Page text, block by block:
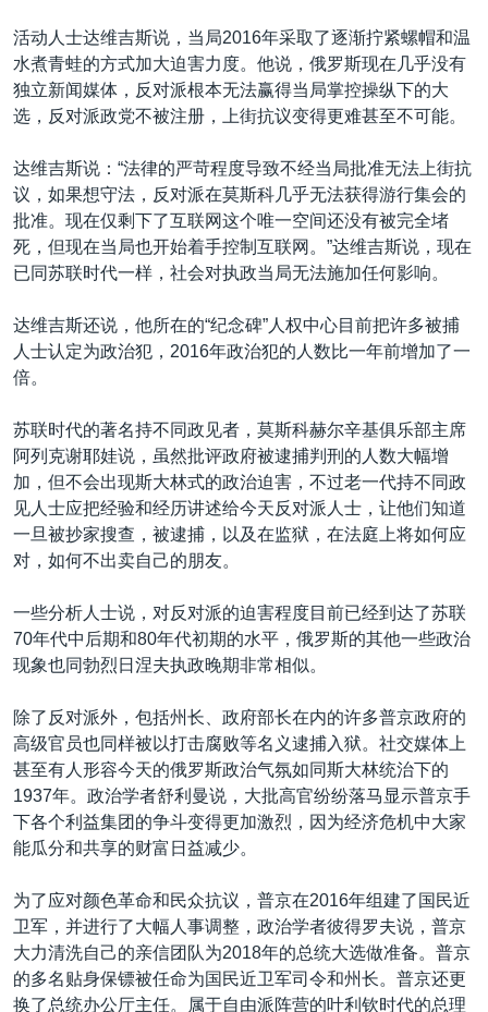
活动人士达维吉斯说，当局2016年采取了逐渐拧紧螺帽和温
水煮青蛙的方式加大迫害力度。他说，俄罗斯现在几乎没有
独立新闻媒体，反对派根本无法赢得当局掌控操纵下的大
选，反对派政党不被注册，上街抗议变得更难甚至不可能。
达维吉斯说：“法律的严苛程度导致不经当局批准无法上街抗
议，如果想守法，反对派在莫斯科几乎无法获得游行集会的
批准。现在仅剩下了互联网这个唯一空间还没有被完全堵
死，但现在当局也开始着手控制互联网。”达维吉斯说，现在
已同苏联时代一样，社会对执政当局无法施加任何影响。
达维吉斯还说，他所在的“纪念碑”人权中心目前把许多被捕
人士认定为政治犯，2016年政治犯的人数比一年前增加了一
倍。
苏联时代的著名持不同政见者，莫斯科赫尔辛基俱乐部主席
阿列克谢耶娃说，虽然批评政府被逮捕判刑的人数大幅增
加，但不会出现斯大林式的政治迫害，不过老一代持不同政
见人士应把经验和经历讲述给今天反对派人士，让他们知道
一旦被抄家搜查，被逮捕，以及在监狱，在法庭上将如何应
对，如何不出卖自己的朋友。
一些分析人士说，对反对派的迫害程度目前已经到达了苏联
70年代中后期和80年代初期的水平，俄罗斯的其他一些政治
现象也同勃烈日涅夫执政晚期非常相似。
除了反对派外，包括州长、政府部长在内的许多普京政府的
高级官员也同样被以打击腐败等名义逮捕入狱。社交媒体上
甚至有人形容今天的俄罗斯政治气氛如同斯大林统治下的
1937年。政治学者舒利曼说，大批高官纷纷落马显示普京手
下各个利益集团的争斗变得更加激烈，因为经济危机中大家
能瓜分和共享的财富日益减少。
为了应对颜色革命和民众抗议，普京在2016年组建了国民近
卫军，并进行了大幅人事调整，政治学者彼得罗夫说，普京
大力清洗自己的亲信团队为2018年的总统大选做准备。普京
的多名贴身保镖被任命为国民近卫军司令和州长。普京还更
换了总统办公厅主任。属于自由派阵营的叶利钦时代的总理